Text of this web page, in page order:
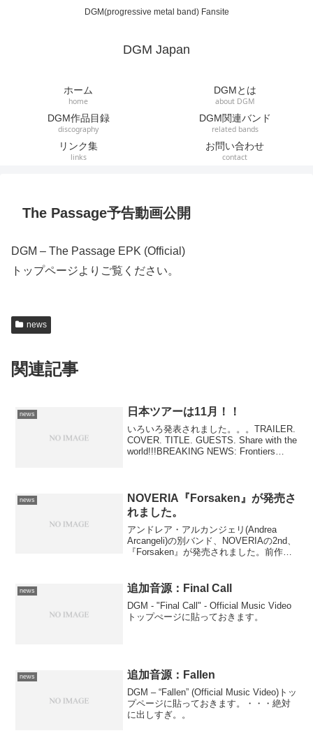
DGM(progressive metal band) Fansite
DGM Japan
ホーム
home
DGMとは
about DGM
DGM作品目録
discography
DGM関連バンド
related bands
リンク集
links
お問い合わせ
contact
The Passage予告動画公開
DGM – The Passage EPK (Official)
トップページよりご覧ください。
news
関連記事
news 日本ツアーは11月！！
いろいろ発表されました。。。TRAILER.
COVER. TITLE. GUESTS. Share with the
world!!!BREAKING NEWS: Frontiers
news
NOVERIA『Forsaken』が発売さ
れました。
アンドレア・アルカンジェリ(Andrea
Arcangeli)の別バンド、NOVERIAの2nd、
『Forsaken』が発売されました。前作は
news 追加音源：Final Call
DGM - "Final Call" - Official Music Video
トップぺージに貼っておきます。
news 追加音源：Fallen
DGM – “Fallen” (Official Music Video)トッ
プページに貼っておきます。・・・絶対
に出しすぎ。。